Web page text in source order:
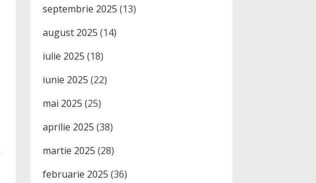
septembrie 2025 (13)
august 2025 (14)
iulie 2025 (18)
iunie 2025 (22)
mai 2025 (25)
aprilie 2025 (38)
martie 2025 (28)
februarie 2025 (36)